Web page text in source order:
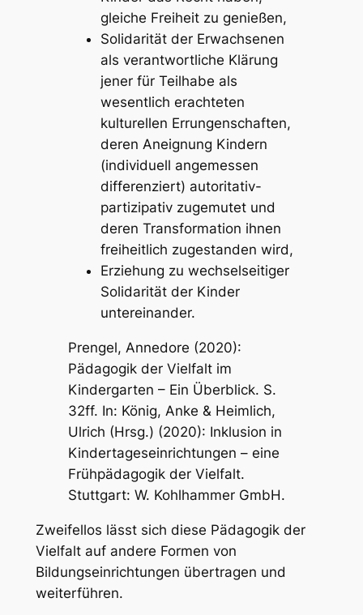
gleiche Freiheit zu genießen,
Solidarität der Erwachsenen
als verantwortliche Klärung
jener für Teilhabe als
wesentlich erachteten
kulturellen Errungenschaften,
deren Aneignung Kindern
(individuell angemessen
differenziert) autoritativ-
partizipativ zugemutet und
deren Transformation ihnen
freiheitlich zugestanden wird,
Erziehung zu wechselseitiger
Solidarität der Kinder
untereinander.
Prengel, Annedore (2020):
Pädagogik der Vielfalt im
Kindergarten – Ein Überblick. S.
32ff. In: König, Anke & Heimlich,
Ulrich (Hrsg.) (2020): Inklusion in
Kindertageseinrichtungen – eine
Frühpädagogik der Vielfalt.
Stuttgart: W. Kohlhammer GmbH.
Zweifellos lässt sich diese Pädagogik der
Vielfaltauf andere Formen von
Bildungseinrichtungen übertragen und
weiterführen.